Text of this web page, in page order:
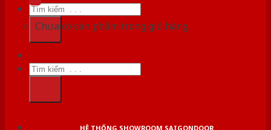
Tìm
kiếm:
Chưa có sản phẩm trong giỏ hàng.
Tìm
kiếm:
HỆ THỐNG SHOWROOM SAIGONDOOR